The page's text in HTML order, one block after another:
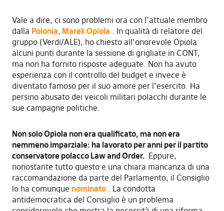
Vale a dire, ci sono problemi ora con l’attuale membro
dalla Polonia, Marek Opiola . In qualità di relatore del
gruppo (Verdi/ALE), ho chiesto all’onorevole Opiola
alcuni punti durante la sessione di grigliate in CONT,
ma non ha fornito risposte adeguate. Non ha avuto
esperienza con il controllo del budget e invece è
diventato famoso per il suo amore per l’esercito. Ha
persino abusato dei veicoli militari polacchi durante le
sue campagne politiche.
Non solo Opiola non era qualificato, ma non era
nemmeno imparziale: ha lavorato per anni per il partito
conservatore polacco Law and Order. Eppure,
nonostante tutto questo e una chiara mancanza di una
raccomandazione da parte del Parlamento, il Consiglio
lo ha comunque nominato. La condotta
antidemocratica del Consiglio è un problema